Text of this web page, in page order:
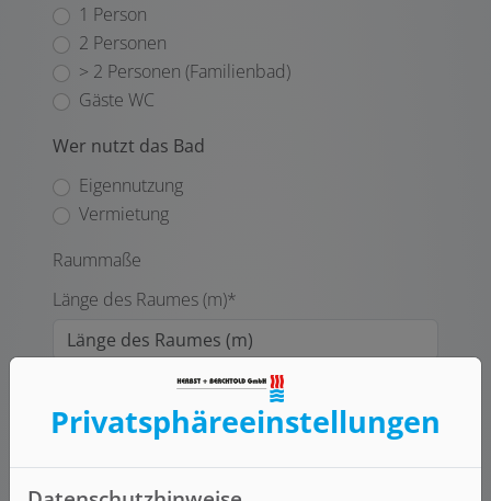
1 Person
2 Personen
> 2 Personen (Familienbad)
Gäste WC
Wer nutzt das Bad
Eigennutzung
Vermietung
Raummaße
Länge des Raumes (m)*
Breite des Raumes (m)
Privatsphäre­einstellungen